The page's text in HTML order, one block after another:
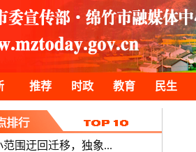
推荐 时政 教育 民生
围迂回迁移，独象...